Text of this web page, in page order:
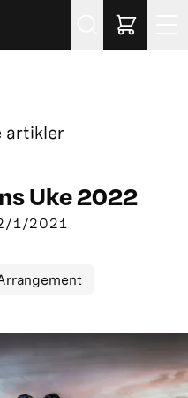
artikler
Uke 2022
1/2021